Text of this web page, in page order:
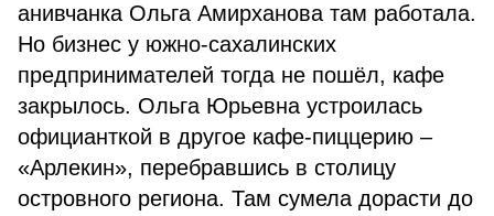
анивчанка Ольга Амирханова там работала.
Но бизнес у южно-сахалинских
предпринимателей тогда не пошёл, кафе
закрылось. Ольга Юрьевна устроилась
официанткой в другое кафе-пиццерию –
«Арлекин», перебравшись в столицу
островного региона. Там сумела дорасти до